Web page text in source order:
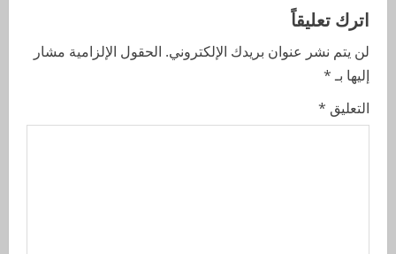
اترك تعليقاً
لن يتم نشر عنوان بريدك الإلكتروني. الحقول الإلزامية مشار
إليها بـ*
التعليق *